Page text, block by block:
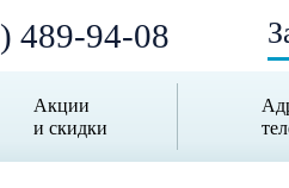
489-94-08
Акции
и скидки